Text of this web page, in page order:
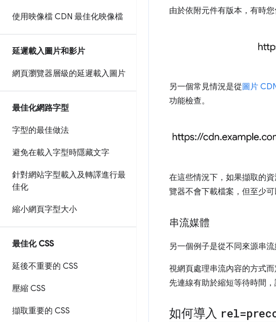
使用映像檔 CDN 最佳化映像檔
延遲載入圖片和影片
網頁瀏覽器層級的延遲載入圖片
最佳化網路字型
字型的最佳做法
避免在載入字型時隱藏文字
針對網站字型載入及轉譯進行最
佳化
縮小網頁字型大小
最佳化 CSS
延後不重要的 CSS
壓縮 CSS
擷取重要的 CSS
由於依附元件有版本，有時
另一個常見情況是從圖片
功能檢查。
在這些情況下，如果擷取的
覽器不會下載檔案，但至少
串流媒體
另一個例子是從不同來源串
視網頁處理串流內容的方式
先連線有助於縮短等待時間
如何導入